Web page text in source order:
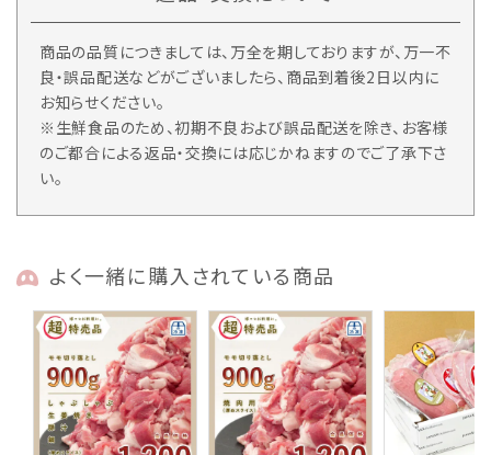
商品の品質につきましては、万全を期しておりますが、万一不
良・誤品配送などがございましたら、商品到着後2日以内に
お知らせください。
※生鮮食品のため、初期不良および誤品配送を除き、お客様
のご都合による返品・交換には応じかねますのでご了承下さ
い。
よく一緒に購入されている商品